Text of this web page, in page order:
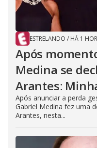
ESTRELANDO / HÁ 1
Após
Medina se
Arantes:
Após anunciar a perda
Gabriel Medina fez uma
Arantes, nesta...